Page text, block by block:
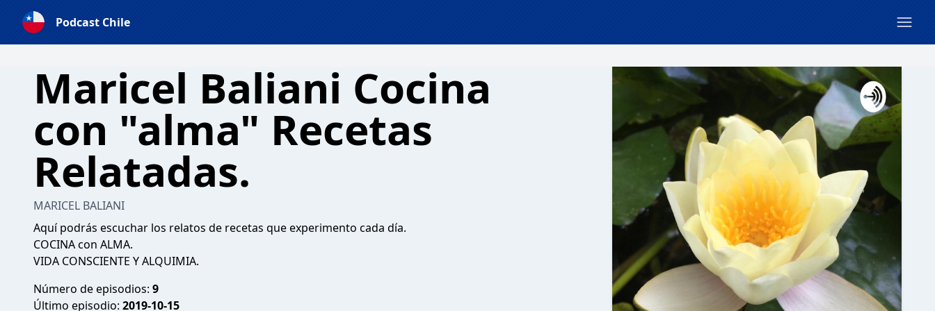
Podcast Chile
Maricel Baliani Cocina
con "alma" Recetas
Relatadas.
MARICEL BALIANI
Aquí podrás escuchar los relatos de recetas que experimento cada día.
COCINA con ALMA.
VIDA CONSCIENTE Y ALQUIMIA.
Número de episodios: 9
Último episodio: 2019-10-15